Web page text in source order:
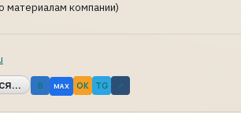
материалам компании)
B MAX OK TG ↗